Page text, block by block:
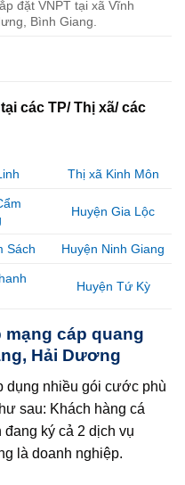
đặt VNPT tại xã Vĩnh
Bình Giang.
các TP/ Thị xã/ các
Thị xã Kinh Môn
Huyện Gia Lộc
Sách Huyện Ninh Giang
Huyện Tứ Kỳ
mạng cáp quang
Hải Dương
dụng nhiều gói cước phù
sau: Khách hàng cá
ký cả 2 dịch vụ
là doanh nghiệp.